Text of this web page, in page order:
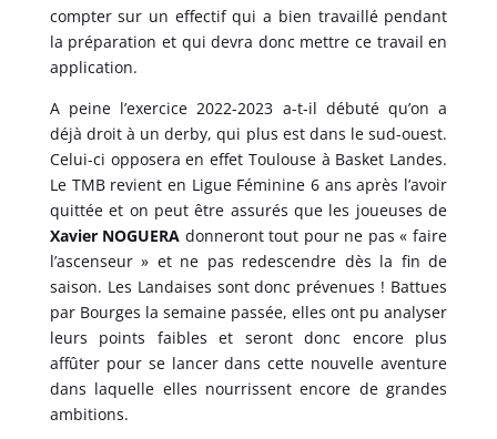
compter sur un effectif qui a bien travaillé pendant
la préparation et qui devra donc mettre ce travail en
application.
A peine l’exercice 2022-2023 a-t-il débuté qu’on a
déjà droit à un derby, qui plus est dans le sud-ouest.
Celui-ci opposera en effet Toulouse à Basket Landes.
Le TMB revient en Ligue Féminine 6 ans après l’avoir
quittée et on peut être assurés que les joueuses de
Xavier NOGUERA donneront tout pour ne pas « faire
l’ascenseur » et ne pas redescendre dès la fin de
saison. Les Landaises sont donc prévenues ! Battues
par Bourges la semaine passée, elles ont pu analyser
leurs points faibles et seront donc encore plus
affûter pour se lancer dans cette nouvelle aventure
dans laquelle elles nourrissent encore de grandes
ambitions.